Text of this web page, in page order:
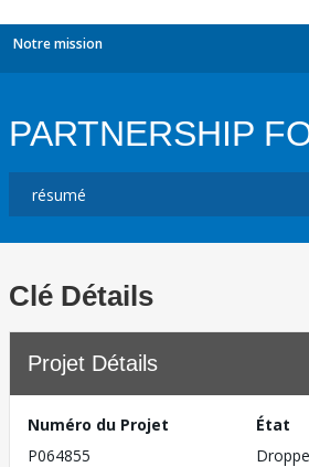
Notre mission
PARTNERSHIP
Clé Détails
Projet Détails
Numéro du Projet
P064855
État